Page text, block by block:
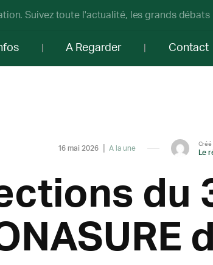
Suivez toute l'actualité, les grands
A Regarder Contact
16 mai 2026 A la une
Créé
Le
du